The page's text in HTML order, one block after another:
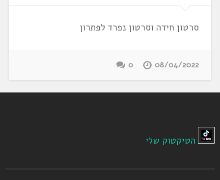
סרטון חידה וסרטון נפרד לפתרון
08/04/2022
0
הטיקטוק שלי